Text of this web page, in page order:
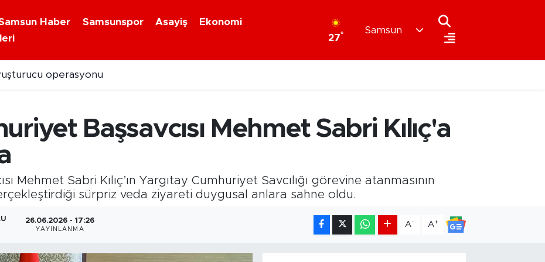
Haber Samsunspor Asayiş
Ekonomi
27°
Samsun
operasyonu
Başsavcısı Mehmet Sabri Kılıç'a
Mehmet Sabri Kılıç’ın Yargıtay Cumhuriyet Savcılığı görevine atanmasının
sürpriz veda ziyareti duygusal anlara sahne oldu.
26.06.2026 - 17:26
YAYINLANMA
A- A+